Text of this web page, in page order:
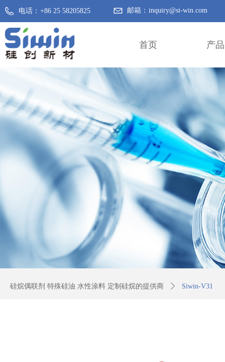
首页 产品
电话： +86 25 58205825 邮箱： inquiry@si-win.com
硅烷偶联剂 特殊硅油 水性涂料 定制硅烷的提供商 ꄲ Siwin-V31